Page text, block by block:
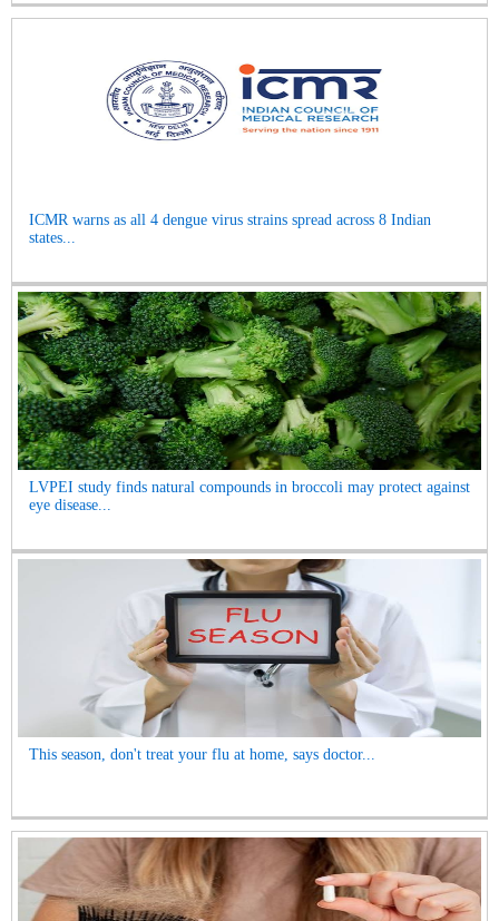
ICMR warns as all 4 dengue virus strains spread across 8 Indian
states...
LVPEI study finds natural compounds in broccoli may protect against
eye disease...
This season, don't treat your flu at home, says doctor...